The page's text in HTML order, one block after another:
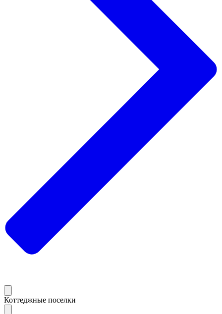
Коттеджные поселки